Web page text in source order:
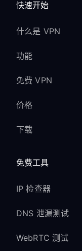
快速开始
什么是 VPN
功能
免费 VPN
价格
下载
免费工具
IP 检查器
DNS 泄漏测试
WebRTC 测试